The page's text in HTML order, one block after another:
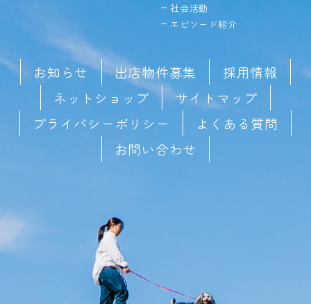
社会活動
エピソード紹介
お知らせ 出店物件募集
採用情報
ネットショップ
サイトマップ
プライバシーポリシー
よくある質問
お問い合わせ